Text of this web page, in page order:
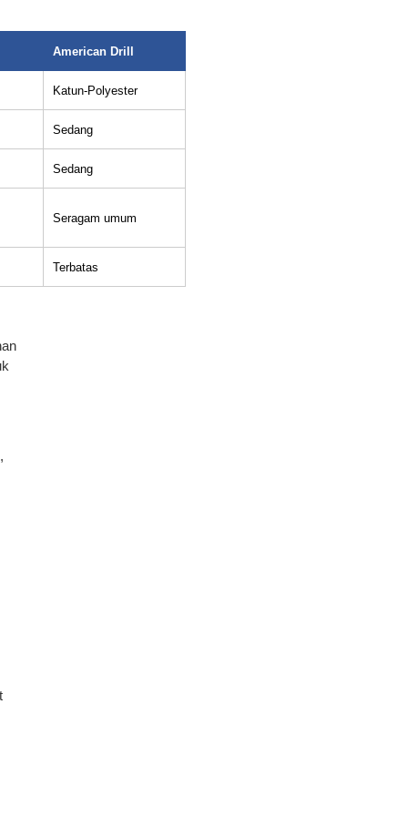
American Drill
Katun-Polyester
Sedang
Sedang
Seragam umum
Terbatas